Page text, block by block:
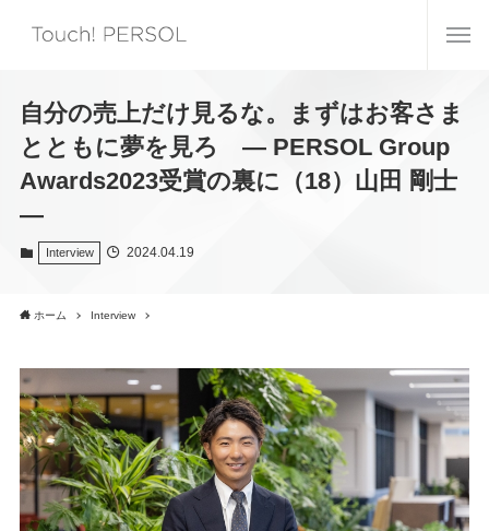
自分の売上だけ見るな。まずはお客さま
とともに夢を見ろ ― PERSOL Group
Awards2023受賞の裏に（18）山田 剛士
―
Interview 2024.04.19
ホーム Interview